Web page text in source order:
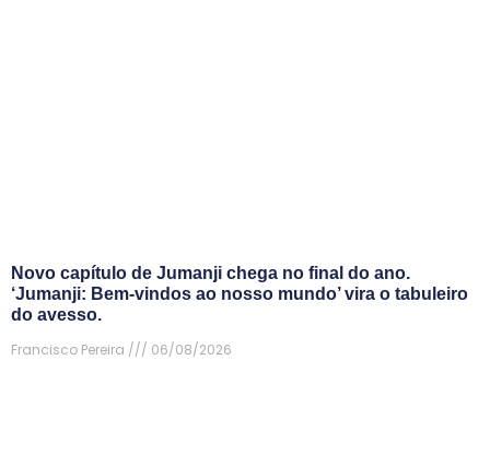
Novo capítulo de Jumanji chega no final do ano.
‘Jumanji: Bem-vindos ao nosso mundo’ vira o tabuleiro
do avesso.
Francisco Pereira
06/08/2026